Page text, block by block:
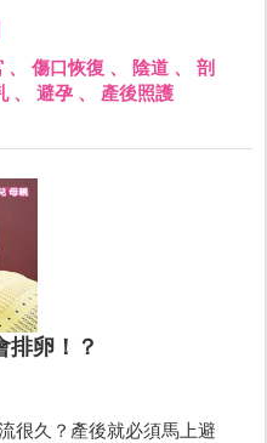
精神欠佳、身心疲勞，實
周產期醫學會秘書長陳治
內復舊期的健康小叮嚀！
、 傷口恢復 、 陰道、 剖
、 避孕、 產後照護
排卵！？
很久？產後就必須馬上避